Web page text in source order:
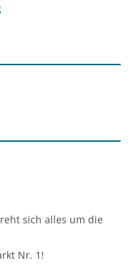
sich alles um die
Nr. 1!